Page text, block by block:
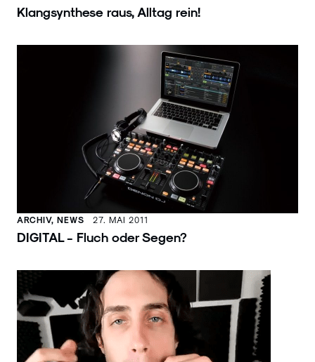
Klangsynthese raus, Alltag rein!
ARCHIV, NEWS 27. MAI 2011
DIGITAL - Fluch oder Segen?